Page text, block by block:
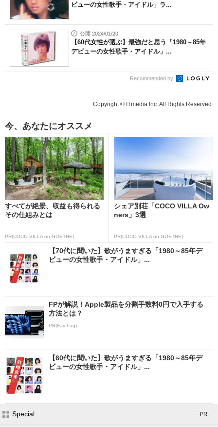
ビューの女性歌手・アイドル」ラ...
公開 2024/01/20
【60代女性が選ぶ】最強だと思う「1980～85年
デビューの女性歌手・アイドル」...
Recommended by
Copyright © ITmedia Inc. All Rights Reserved.
今、あなたにオススメ
すべてが絶景、収益も得られる
その仕組みとは
PR(COCO VILLA on GOETHE)
シェア別荘「COCO VILLA Ow
ners」3選
PR(COCO VILLA on GOETHE)
【70代に聞いた】歌がうますぎる「1980～85年デ
ビューの女性歌手・アイドル」...
FPが解説！Apple製品を分割手数料0円で入手する
方法とは？
PR(Fav-Log)
【60代に聞いた】歌がうますぎる「1980～85年デ
ビューの女性歌手・アイドル」...
Special - PR -